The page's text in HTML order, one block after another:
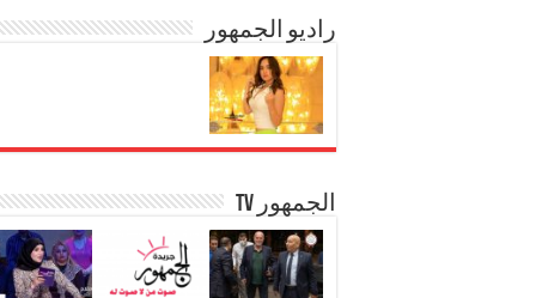
راديو الجمهور
الجمهور TV